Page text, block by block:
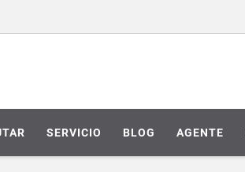
SERVICIO BLOG AGENTE